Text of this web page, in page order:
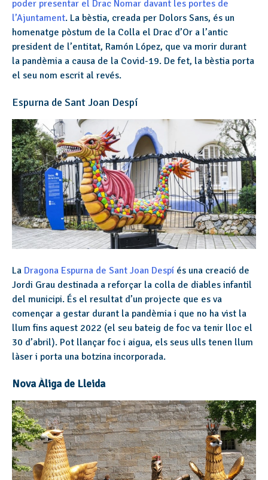
poder presentar el Drac Nomar davant les portes de
l’Ajuntament. La bèstia, creada per Dolors Sans, és un
homenatge pòstum de la Colla el Drac d’Or a l’antic
president de l’entitat, Ramón López, que va morir durant
la pandèmia a causa de la Covid-19. De fet, la bèstia porta
el seu nom escrit al revés.
Espurna de Sant Joan Despí
La Dragona Espurna de Sant Joan Despí és una creació de
Jordi Grau destinada a reforçar la colla de diables infantil
del municipi. És el resultat d’un projecte que es va
començar a gestar durant la pandèmia i que no ha vist la
llum fins aquest 2022 (el seu bateig de foc va tenir lloc el
30 d’abril). Pot llançar foc i aigua, els seus ulls tenen llum
làser i porta una botzina incorporada.
Nova Àliga de Lleida